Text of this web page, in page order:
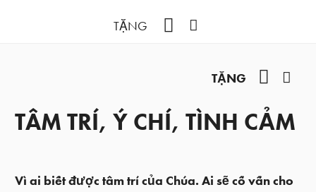
TẶNG YouTube
TẶNG
TÂM TRÍ, Ý CHÍ, TÌNH CẢM
Vì ai biết được tâm trí của Chúa. Ai sẽ cố vấn cho